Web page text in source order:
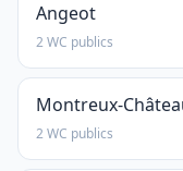
Angeot
2 WC publics
Montreux-
2 WC publics